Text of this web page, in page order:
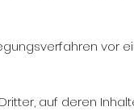
vor
auf deren